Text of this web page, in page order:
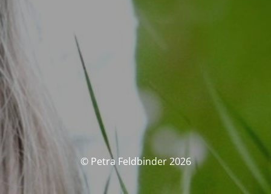
© Petra Feldbinder 2026